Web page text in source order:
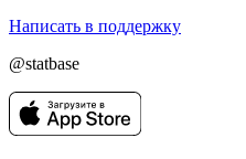
Написать в поддержку
@statbase